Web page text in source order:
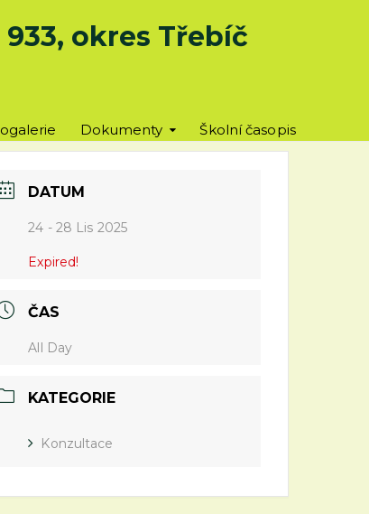
okres Třebíč
Dokumenty Školní časopis
DATUM
24 - 28 Lis 2025
Expired!
ČAS
All Day
KATEGORIE
Konzultace